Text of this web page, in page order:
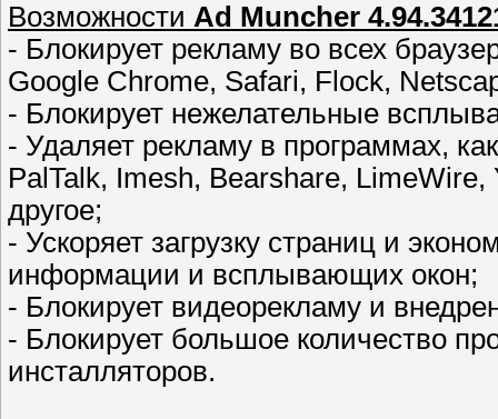
Возможности Ad Muncher
- Блокирует рекламу во всех
Google Chrome, Safari, Flock,
- Блокирует нежелательные
- Удаляет рекламу в программах,
PalTalk, Imesh, Bearshare,
другое;
- Ускоряет загрузку страниц и
информации и всплывающих окон;
- Блокирует видеорекламу и
- Блокирует большое количество
инсталляторов.